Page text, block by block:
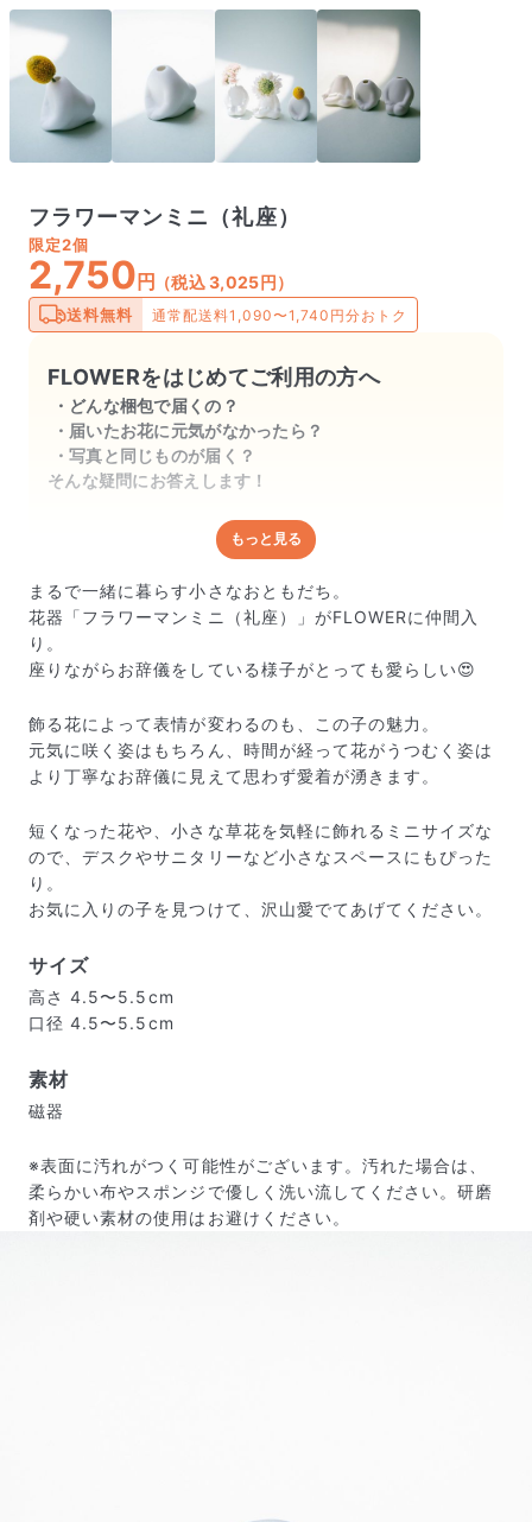
フラワーマンミニ（礼座）
限定2個
2,750 円 （税込 3,025円）
送料無料 通常配送料1,090〜1,740円分おトク
FLOWERをはじめてご利用の方へ
どんな梱包で届くの？
届いたお花に元気がなかったら？
写真と同じものが届く？
そんな疑問にお答えします！
どんな梱包で届くの？
出荷前に水揚げ（花が水を吸いやすくなる処理）を施
し、専用ボックスに丁寧に梱包してお届けしています。
きゅっとまとめられて一見窮屈そうに見えますが、輸送
中の衝撃による折れや擦れを軽減する効果があります。
もっと見る
まるで一緒に暮らす小さなおともだち。
花器「フラワーマンミニ（礼座）」がFLOWERに仲間入
り。
座りながらお辞儀をしている様子がとっても愛らしい😍
飾る花によって表情が変わるのも、この子の魅力。
元気に咲く姿はもちろん、時間が経って花がうつむく姿は
より丁寧なお辞儀に見えて思わず愛着が湧きます。
短くなった花や、小さな草花を気軽に飾れるミニサイズな
ので、デスクやサニタリーなど小さなスペースにもぴった
り。
お気に入りの子を見つけて、沢山愛でてあげてください。
サイズ
高さ 4.5〜5.5cm
口径 4.5〜5.5cm
素材
磁器
※表面に汚れがつく可能性がございます。汚れた場合は、
柔らかい布やスポンジで優しく洗い流してください。研磨
剤や硬い素材の使用はお避けください。